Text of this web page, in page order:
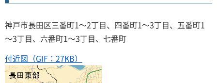
神戸市長田区三番町1～2丁目、四番町1～3丁目、五番町1
～3丁目、六番町1～3丁目、七番町
付近図（GIF：27KB）